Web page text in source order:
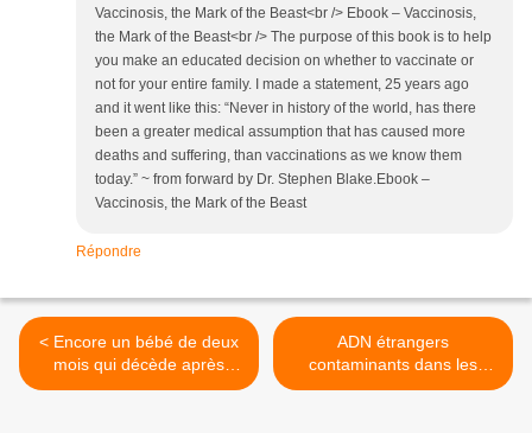
Vaccinosis, the Mark of the Beast<br /> Ebook – Vaccinosis,
the Mark of the Beast<br /> The purpose of this book is to help
you make an educated decision on whether to vaccinate or
not for your entire family. I made a statement, 25 years ago
and it went like this: “Never in history of the world, has there
been a greater medical assumption that has caused more
deaths and suffering, than vaccinations as we know them
today.” ~ from forward by Dr. Stephen Blake.Ebook –
Vaccinosis, the Mark of the Beast
Répondre
< Encore un bébé de deux
mois qui décède après
avoir reçu 8 vaccins !!
ADN étrangers
contaminants dans les
vaccins: le pédiatre